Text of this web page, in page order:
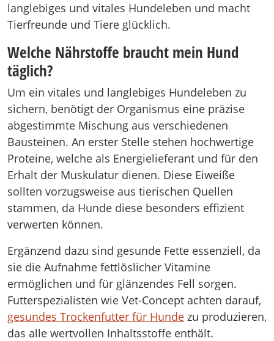
langlebiges und vitales Hundeleben und macht
Tierfreunde und Tiere glücklich.
Welche Nährstoffe braucht mein Hund
täglich?
Um ein vitales und langlebiges Hundeleben zu
sichern, benötigt der Organismus eine präzise
abgestimmte Mischung aus verschiedenen
Bausteinen. An erster Stelle stehen hochwertige
Proteine, welche als Energielieferant und für den
Erhalt der Muskulatur dienen. Diese Eiweiße
sollten vorzugsweise aus tierischen Quellen
stammen, da Hunde diese besonders effizient
verwerten können.
Ergänzend dazu sind gesunde Fette essenziell, da
sie die Aufnahme fettlöslicher Vitamine
ermöglichen und für glänzendes Fell sorgen.
Futterspezialisten wie Vet-Concept achten darauf,
gesundes Trockenfutter für Hunde zu produzieren,
das alle wertvollen Inhaltsstoffe enthält.